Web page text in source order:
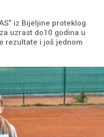
iz Bijeljine proteklog
uzrast do10 godina u
rezultate i još jednom